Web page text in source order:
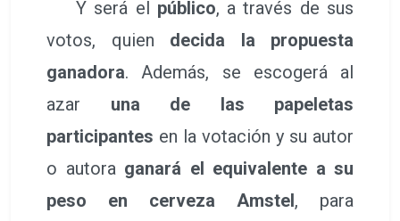
Y será el público, a través de sus
votos, quien decida la propuesta
ganadora. Además, se escogerá al
azar una de las papeletas
participantes en la votación y su autor
o autora ganará el equivalente a su
peso en cerveza Amstel, para